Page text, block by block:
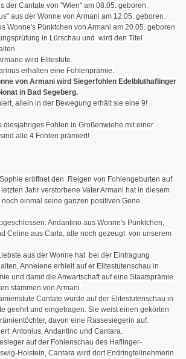
der Cantate von "Wien" am 08.05. geboren.
aus der Wonne von Armani am 12.05. geboren.
Wonne's Pünktchen von Armani am 20.05. geboren.
in Lürschau und wird den Titel
wird Elitestute.
erhalten eine Fohlenprämie.
von Armani wird Siegerfohlen Edelbluthaflinger
in Bad Segeberg.
allein in der Bewegung erhält sie eine 9!
diesjähriges Fohlen in Großenwiehe mit einer
alle 4 Fohlen prämiert!
eröffnet den Reigen von Fohlengeburten auf
Jahr verstorbene Vater Armani hat in diesem
einmal seine ganzen positiven Gene
Andantino aus Wonne's Pünktchen,
Celine aus Carla, alle noch gezeugt von unserem
aus der Wonne hat bei der Eintragung
Annelene erhielt auf er Elitestutenschau in
und damit die Anwartschaft auf eine Staatsprämie.
stammen von Armani.
Cantate wurde auf der Elitestutenschau in
geehrt und eingetragen. Sie weist einen gekörten
davon eine Rassesiegerin auf.
Antonius, Andantino und Cantara.
auf der Fohlenschau des Haflinger-
Holstein, Cantara wird dort Endringteilnehmerin.